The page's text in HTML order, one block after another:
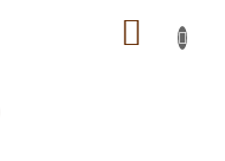
KOŠÍK